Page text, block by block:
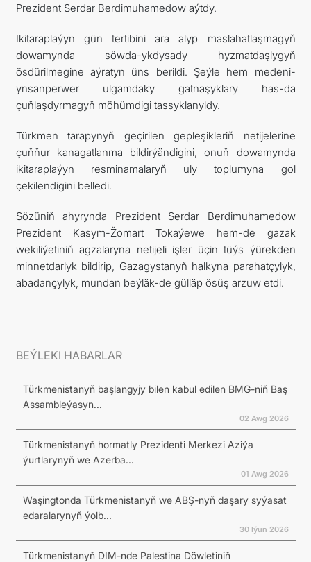
Prezident Serdar Berdimuhamedow aýtdy.
Ikitaraplaýyn gün tertibini ara alyp maslahatlaşmagyň
dowamynda söwda-ykdysady hyzmatdaşlygyň
ösdürilmegine aýratyn üns berildi. Şeýle hem medeni-
ynsanperwer ulgamdaky gatnaşyklary has-da
çuňlaşdyrmagyň möhümdigi tassyklanyldy.
Türkmen tarapynyň geçirilen gepleşikleriň netijelerine
çuňňur kanagatlanma bildirýändigini, onuň dowamynda
ikitaraplaýyn resminamalaryň uly toplumyna gol
çekilendigini belledi.
Sözüniň ahyrynda Prezident Serdar Berdimuhamedow
Prezident Kasym-Žomart Tokaýewe hem-de gazak
wekiliýetiniň agzalaryna netijeli işler üçin tüýs ýürekden
minnetdarlyk bildirip, Gazagystanyň halkyna parahatçylyk,
abadançylyk, mundan beýläk-de gülläp ösüş arzuw etdi.
BEÝLEKI HABARLAR
Türkmenistanyň başlangyjy bilen kabul edilen BMG-niň Baş
Assambleýasyn...
02 Awg 2026
Türkmenistanyň hormatly Prezidenti Merkezi Aziýa
ýurtlarynyň we Azerba...
01 Awg 2026
Waşingtonda Türkmenistanyň we ABŞ-nyň daşary syýasat
edaralarynyň ýolb...
30 Iýun 2026
Türkmenistanyň DIM-nde Palestina Döwletiniň